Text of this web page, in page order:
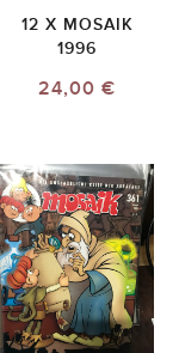
12 X MOSAIK
1996
24,00 €